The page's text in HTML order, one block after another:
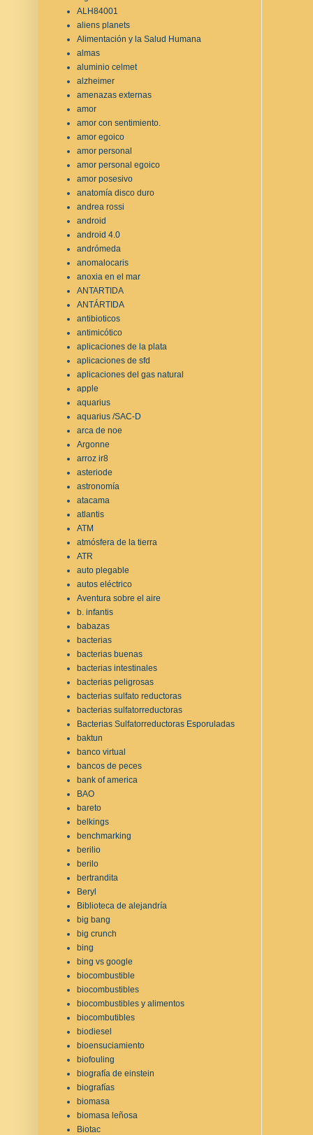
ALH84001
aliens planets
Alimentación y la Salud Humana
almas
aluminio celmet
alzheimer
amenazas externas
amor
amor con sentimiento.
amor egoico
amor personal
amor personal egoico
amor posesivo
anatomía disco duro
andrea rossi
android
android 4.0
andrómeda
anomalocaris
anoxia en el mar
ANTARTIDA
ANTÁRTIDA
antibioticos
antimicótico
aplicaciones de la plata
aplicaciones de sfd
aplicaciones del gas natural
apple
aquarius
aquarius /SAC-D
arca de noe
Argonne
arroz ir8
asteriode
astronomía
atacama
atlantis
ATM
atmósfera de la tierra
ATR
auto plegable
autos eléctrico
Aventura sobre el aire
b. infantis
babazas
bacterias
bacterias buenas
bacterias intestinales
bacterias peligrosas
bacterias sulfato reductoras
bacterias sulfatorreductoras
Bacterias Sulfatorreductoras Esporuladas
baktun
banco virtual
bancos de peces
bank of america
BAO
bareto
belkings
benchmarking
berilio
berilo
bertrandita
Beryl
Biblioteca de alejandría
big bang
big crunch
bing
bing vs google
biocombustible
biocombustibles
biocombustibles y alimentos
biocombutibles
biodiesel
bioensuciamiento
biofouling
biografía de einstein
biografías
biomasa
biomasa leñosa
Biotac